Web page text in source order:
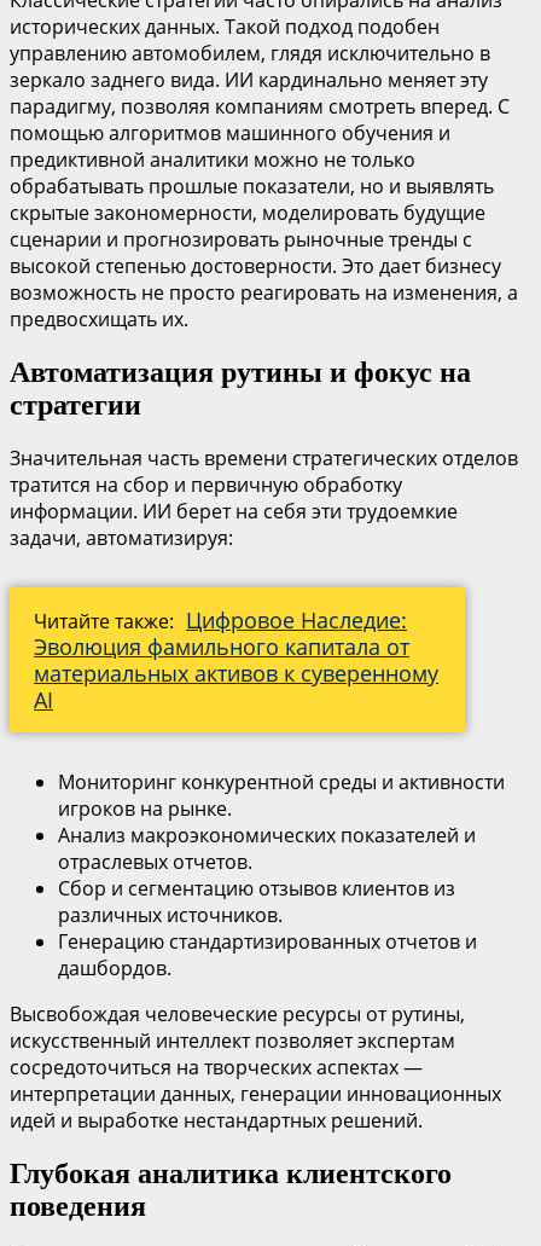
исторических данных. Такой подход подобен
управлению автомобилем, глядя исключительно в
зеркало заднего вида. ИИ кардинально меняет эту
парадигму, позволяя компаниям смотреть вперед. С
помощью алгоритмов машинного обучения и
предиктивной аналитики можно не только
обрабатывать прошлые показатели, но и выявлять
скрытые закономерности, моделировать будущие
сценарии и прогнозировать рыночные тренды с
высокой степенью достоверности. Это дает бизнесу
возможность не просто реагировать на изменения, а
предвосхищать их.
Автоматизация рутины и фокус на
стратегии
Значительная часть времени стратегических отделов
тратится на сбор и первичную обработку
информации. ИИ берет на себя эти трудоемкие
задачи, автоматизируя:
Читайте также: Цифровое Наследие:
Эволюция фамильного капитала от
материальных активов к суверенному
AI
Мониторинг конкурентной среды и активности
игроков на рынке.
Анализ макроэкономических показателей и
отраслевых отчетов.
Сбор и сегментацию отзывов клиентов из
различных источников.
Генерацию стандартизированных отчетов и
дашбордов.
Высвобождая человеческие ресурсы от рутины,
искусственный интеллект позволяет экспертам
сосредоточиться на творческих аспектах —
интерпретации данных, генерации инновационных
идей и выработке нестандартных решений.
Глубокая аналитика клиентского
поведения